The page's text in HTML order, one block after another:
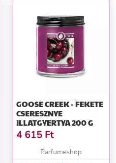
GOOSE CREEK - FEKETE
CSERESZNYE
ILLATGYERTYA 200 G
4 615 Ft
Parfumeshop